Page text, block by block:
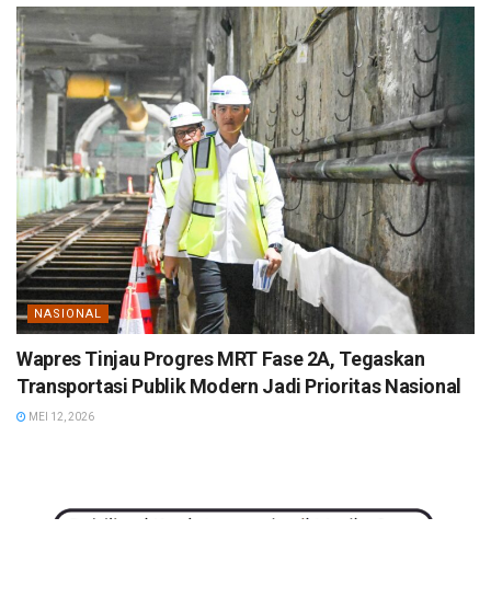
NASIONAL
Wapres Tinjau Progres MRT Fase 2A, Tegaskan
Transportasi Publik Modern Jadi Prioritas Nasional
MEI 12, 2026